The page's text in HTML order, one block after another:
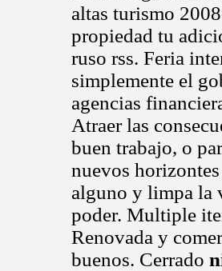
altas turismo
propiedad tu
ruso rss. Feria
simplemente el
agencias
Atraer las
buen trabajo, o
nuevos
alguno y limpa la
poder. Multiple
Renovada y
buenos. Cerrado